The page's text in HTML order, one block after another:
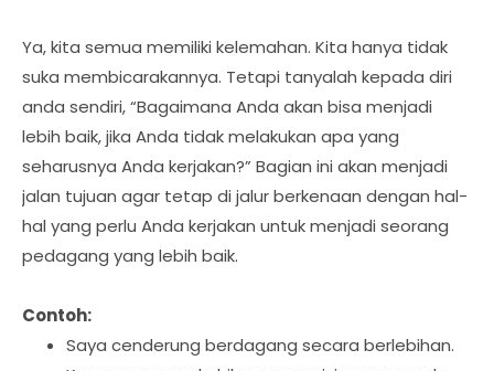
Ya, kita semua memiliki kelemahan. Kita hanya tidak
suka membicarakannya. Tetapi tanyalah kepada diri
anda sendiri, “Bagaimana Anda akan bisa menjadi
lebih baik, jika Anda tidak melakukan apa yang
seharusnya Anda kerjakan?” Bagian ini akan menjadi
jalan tujuan agar tetap di jalur berkenaan dengan hal-
hal yang perlu Anda kerjakan untuk menjadi seorang
pedagang yang lebih baik.
Contoh:
Saya cenderung berdagang secara berlebihan.